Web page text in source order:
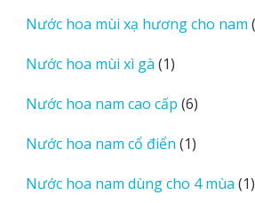
phẩm
Nước hoa mùi xạ hương cho nam
Nước hoa mùi xì gà 11
phẩm
Nước hoa nam cao cấp 66
phẩm
Nước hoa nam cổ điển 11
phẩm
Nước hoa nam dùng cho 4 mùa 11